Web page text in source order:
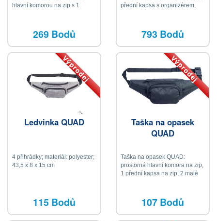
hlavní komorou na zip s 1
269 Bodů
přední kapsa s organizérem,
laptop, dvě boční síťované
kapsy, polstrovaná záda a
ramenní popruhy, kapsa na zip
pro odložení popruhů, tele
793 Bodů
Výprodej
Ledvinka QUAD
4 přihrádky; materiál: polyester;
43,5 x 8 x 15 cm
115 Bodů
Výprodej
Taška na opasek
QUAD
Taška na opasek QUAD:
prostorná hlavní komora na zip,
1 přední kapsa na zip, 2 malé
107 Bodů